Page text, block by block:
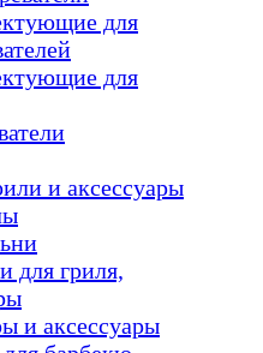
для
для
и аксессуары
для гриля,
и аксессуары